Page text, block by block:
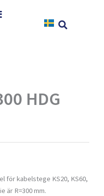
HDG
för kabelstege KS20, KS60,
är R=300 mm.